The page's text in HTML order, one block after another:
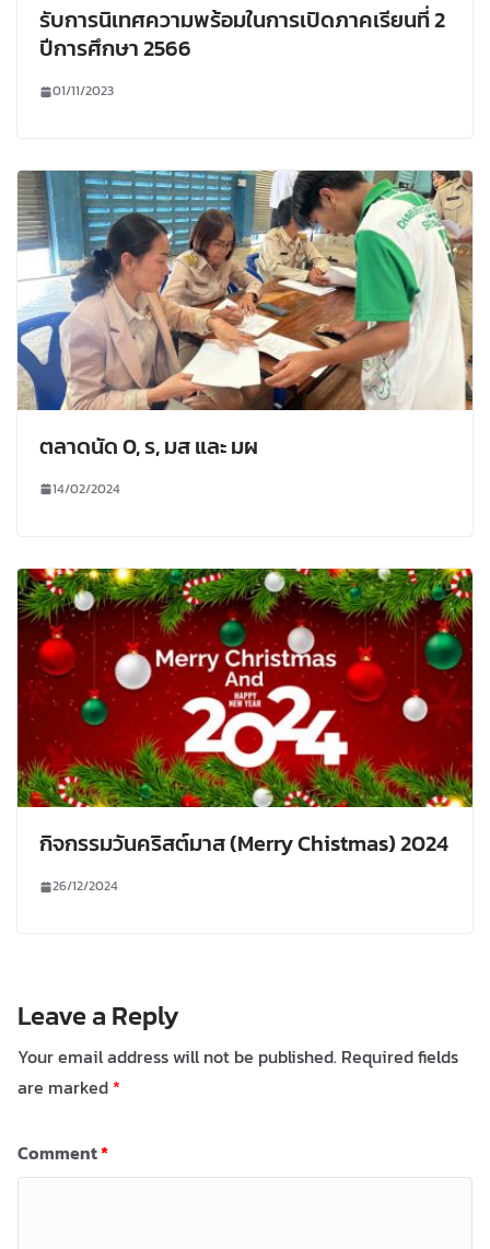
รับการนิเทศความพร้อมในการเปิดภาคเรียนที่ 2
ปีการศึกษา 2566
01/11/2023
ตลาดนัด 0, ร, มส และ มผ
14/02/2024
กิจกรรมวันคริสต์มาส (Merry Chistmas) 2024
26/12/2024
Leave a Reply
Your email address will not be published. Required fields
are marked *
Comment*